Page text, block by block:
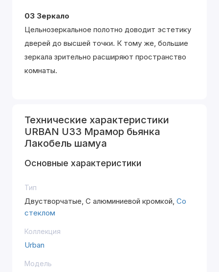
03 Зеркало
Цельнозеркальное полотно доводит эстетику
дверей до высшей точки. К тому же, большие
зеркала зрительно расширяют пространство
комнаты.
Технические характеристики
URBAN U33 Мрамор бьянка
Лакобель шамуа
Основные характеристики
Тип
Двустворчатые, С алюминиевой кромкой, Со
стеклом
Коллекция
Urban
Модель